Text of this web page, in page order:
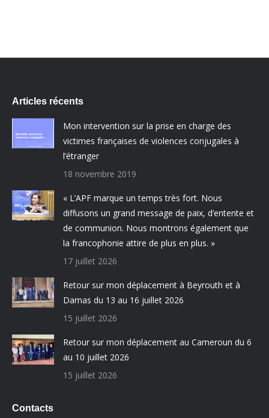
Articles récents
Mon intervention sur la prise en charge des
victimes françaises de violences conjugales à
l’étranger
18 novembre 2019
« L’APF marque un temps très fort. Nous
diffusons un grand message de paix, d’entente et
de communion. Nous montrons également que
la francophonie attire de plus en plus. »
17 juillet 2026
Retour sur mon déplacement à Beyrouth et à
Damas du 13 au 16 juillet 2026
15 juillet 2026
Retour sur mon déplacement au Cameroun du 6
au 10 juillet 2026
15 juillet 2026
Contacts